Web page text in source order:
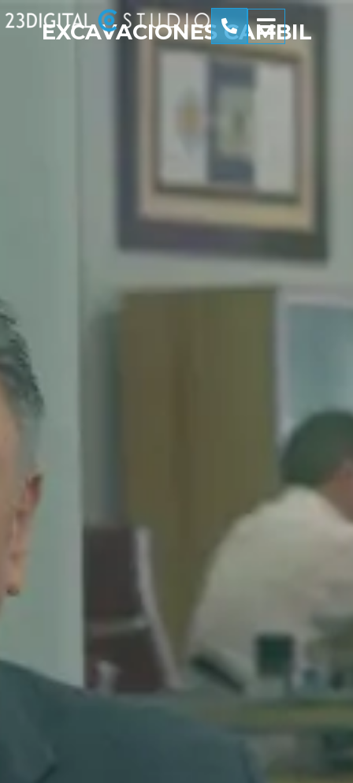
EXCAVACIONES CAMBIL